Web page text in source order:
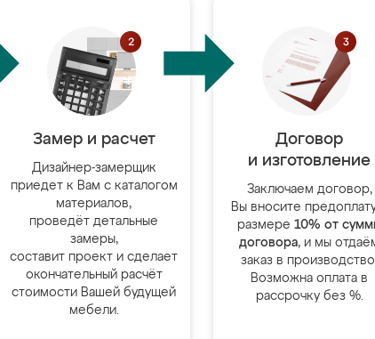
Замер и расчет
Дизайнер-замерщик
приедет к Вам с каталогом
материалов,
проведёт детальные
замеры,
составит проект и сделает
окончательный расчёт
стоимости Вашей будущей
мебели.
Договор
и изготовление
Заключаем договор,
Вы вносите
размере 10% от
договора, и мы
заказ в
Возможна оплата в
рассрочку без %.